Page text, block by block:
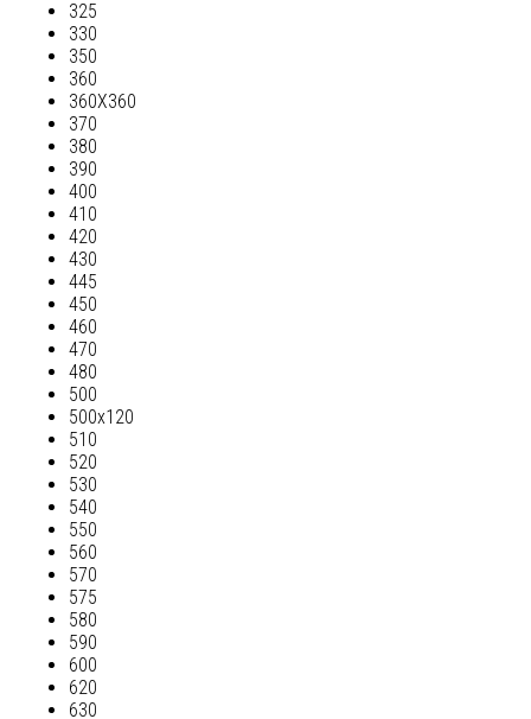
325
330
350
360
360Х360
370
380
390
400
410
420
430
445
450
460
470
480
500
500х120
510
520
530
540
550
560
570
575
580
590
600
620
630